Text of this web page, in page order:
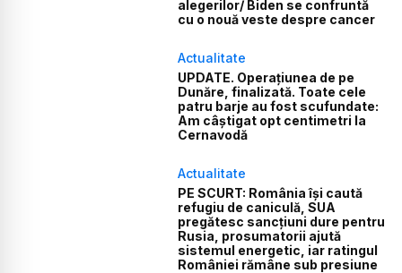
alegerilor/ Biden se confruntă
cu o nouă veste despre cancer
Actualitate
UPDATE. Operațiunea de pe
Dunăre, finalizată. Toate cele
patru barje au fost scufundate:
Am câștigat opt centimetri la
Cernavodă
Actualitate
PE SCURT: România își caută
refugiu de caniculă, SUA
pregătesc sancțiuni dure pentru
Rusia, prosumatorii ajută
sistemul energetic, iar ratingul
României rămâne sub presiune